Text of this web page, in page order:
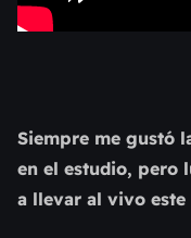
Siempre me gustó
en el estudio, pero
a llevar al vivo este